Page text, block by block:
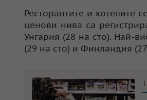
Ресторантите и хотелите
ценови нива са
Унгария (28 на сто). Най-
(29 на сто) и Финландия